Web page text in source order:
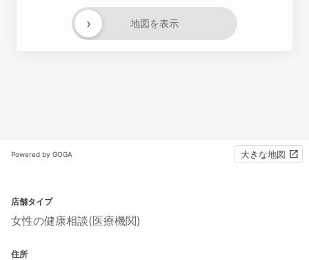
地図を表示
›
Powered by GOGA 大きな地図
店舗タイプ
女性の健康相談(医療機関)
住所